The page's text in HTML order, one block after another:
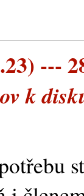
---
k